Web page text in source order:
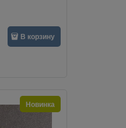
В корзину
Новинка